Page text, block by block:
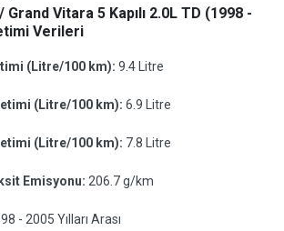
Grand Vitara 5 Kapılı 2.0L TD (1998 -
Verileri
(Litre/100 km): 9.4 Litre
(Litre/100 km): 6.9 Litre
(Litre/100 km): 7.8 Litre
Emisyonu: 206.7 g/km
- 2005 Yılları Arası